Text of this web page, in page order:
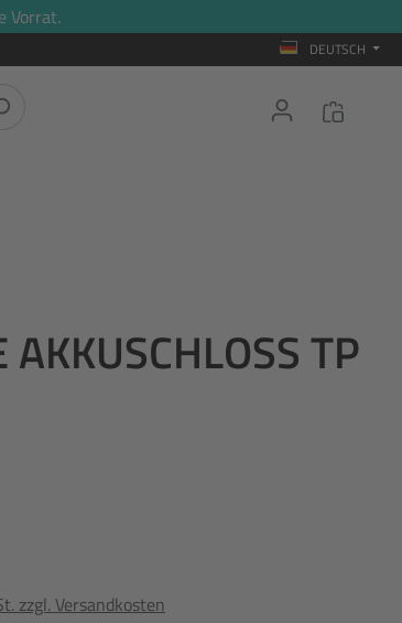
Vorrat.
DEUTSCH
TP
zzgl. Versandkosten